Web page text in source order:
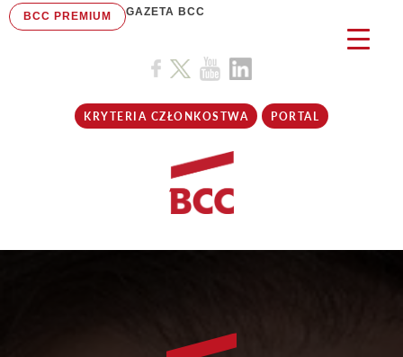
BCC PREMIUM GAZETA BCC
KRYTERIA CZŁONKOSTWA PORTAL